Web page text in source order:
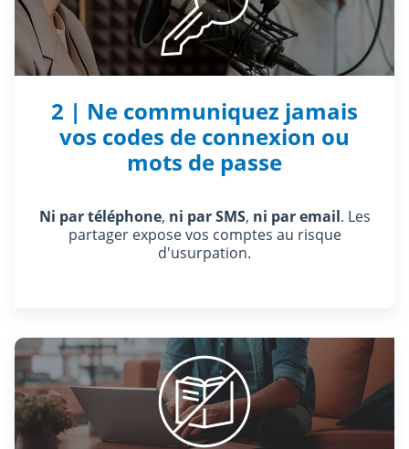
2 | Ne communiquez jamais
vos codes de connexion ou
mots de passe
Ni par téléphone, ni par SMS, ni par email. Les
partager expose vos comptes au risque
d'usurpation.